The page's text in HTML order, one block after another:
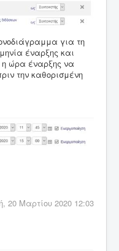
για τη
έναρξης και
η ώρα έναρξης να
την καθορισμένη
20 Μαρτίου 2020 12:03